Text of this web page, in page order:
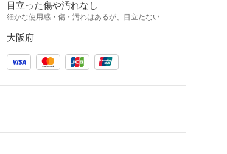
目立った傷や汚れなし
細かな使用感・傷・汚れはあるが、目立たない
大阪府